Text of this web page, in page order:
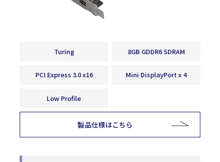
Turing 8GB GDDR6 SDRAM
PCI Express 3.0 x16 Mini DisplayPort x 4
Low Profile
製品仕様はこちら